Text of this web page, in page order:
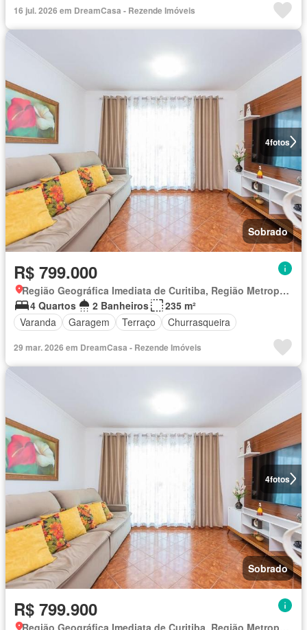
16 jul. 2026 em DreamCasa - Rezende Imóveis
4fotos
Sobrado
R$ 799.000
Região Geográfica Imediata de Curitiba, Região Metropolitana de Curitiba
4 Quartos
2 Banheiros
235 m²
Varanda
Garagem Terraço Churrasqueira
29 mar. 2026 em DreamCasa - Rezende Imóveis
4fotos
Sobrado
R$ 799.900